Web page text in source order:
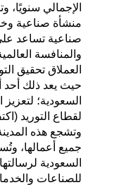
منشأة صناعية
صناعية تساعد على
والمنافسة
العملاق تحقيق
حيث يعد ذلك أحد
السعودية؛ لتعزيز
لقطاع التوريد
وتشجع هذه
جميع أعمالها،
السعودية
للصناعات